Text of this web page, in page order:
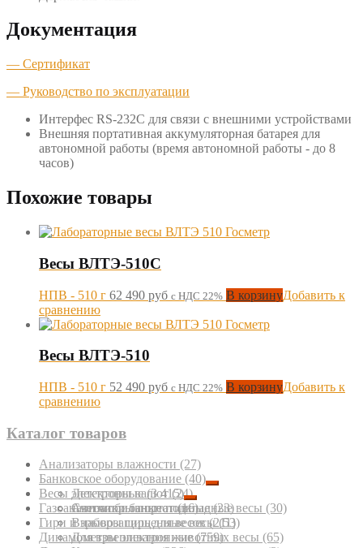
Документация
— Сертификат
— Руководство по эксплуатации
Интерфес RS-232C для связи с внешними устройствами
Внешняя портативная аккумуляторная батарея для
автономной работы (время автономной работы - до 8
часов)
Похожие товары
Весы ВЛТЭ-510С
НПВ - 510 г 62 490 руб с НДС 22% В корзинуДобавить к
сравнению
Весы ВЛТЭ-510
НПВ - 510 г 52 490 руб с НДС 22% В корзинуДобавить к
сравнению
Каталог товаров
Анализаторы влажности (27)
Банковское оборудование (40)
Детекторы валют(24)
Счетчики банкнот(16)
Весы электронные(3 415)
Автомобильные подкладные весы (30)
Взрывозащищенные весы(53)
Для взвешивания животных весы (65)
Газоанализаторы портативные(23)
Гири и наборы гирь для весов(211)
Динамометры электронные(759)